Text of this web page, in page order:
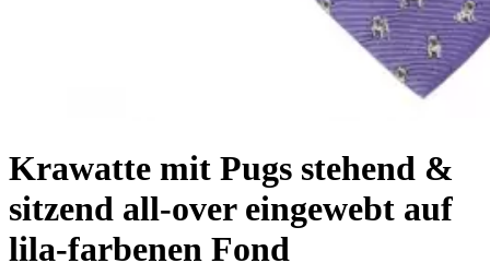
Krawatte mit Pugs stehend &
sitzend all-over eingewebt auf
lila-farbenen Fond